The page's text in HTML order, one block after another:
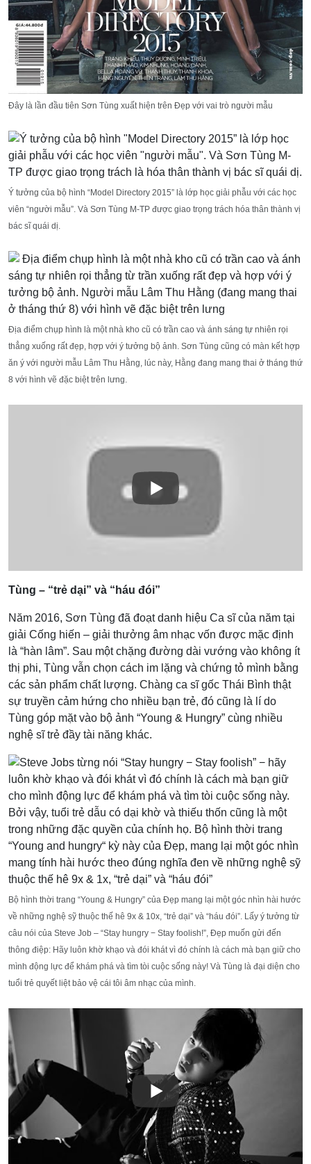
Đây là lần đầu tiên Sơn Tùng xuất hiện trên Đẹp với vai trò người mẫu
Ý tưởng của bộ hình “Model Directory 2015” là lớp học giải phẫu với các học
viên “người mẫu”. Và Sơn Tùng M-TP được giao trọng trách hóa thân thành vị
bác sĩ quái dị.
Địa điểm chụp hình là một nhà kho cũ có trần cao và ánh sáng tự nhiên rọi
thẳng xuống rất đẹp, hợp với ý tưởng bộ ảnh. Sơn Tùng cũng có màn kết hợp
ăn ý với người mẫu Lâm Thu Hằng, lúc này, Hằng đang mang thai ở tháng thứ
8 với hình vẽ đặc biệt trên lưng.
Tùng – “trẻ dại” và “háu đói”
Năm 2016, Sơn Tùng đã đoạt danh hiệu Ca sĩ của năm tại
giải Cống hiến – giải thưởng âm nhạc vốn được mặc định
là “hàn lâm”. Sau một chặng đường dài vướng vào không ít
thị phi, Tùng vẫn chọn cách im lặng và chứng tỏ mình bằng
các sản phẩm chất lượng. Chàng ca sĩ gốc Thái Bình thật
sự truyền cảm hứng cho nhiều bạn trẻ, đó cũng là lí do
Tùng góp mặt vào bộ ảnh “Young & Hungry” cùng nhiều
nghệ sĩ trẻ đầy tài năng khác.
Bộ hình thời trang “Young & Hungry” của Đẹp mang lại một góc nhìn hài hước
về những nghệ sỹ thuộc thế hê 9x & 10x, “trẻ dại” và “háu đói”. Lấy ý tưởng từ
câu nói của Steve Job – “Stay hungry − Stay foolish!”, Đẹp muốn gửi đến
thông điệp: Hãy luôn khờ khạo và đói khát vì đó chính là cách mà bạn giữ cho
mình động lực để khám phá và tìm tòi cuộc sống này! Và Tùng là đại diện cho
tuổi trẻ quyết liệt bảo vệ cái tôi âm nhạc của mình.